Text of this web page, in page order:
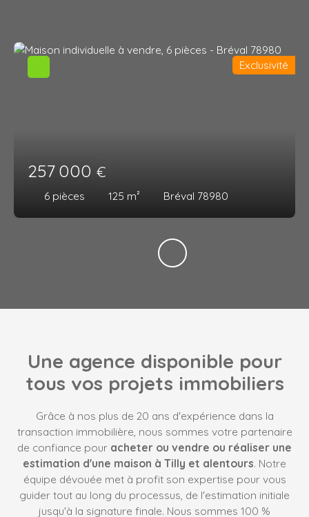
257 000 €
6 pièces 125 m² Bréval 78980
Exclusivité
Une agence disponible pour
tous vos projets immobiliers
Grâce à nos plus de 20 ans d'expérience dans la
transaction immobilière, nous sommes votre partenaire
de confiance pour acheter ou vendre ou réaliser une
estimation d'une maison à Tilly et alentours. Notre
équipe dévouée met à profit son expertise pour vous
guider tout au long du processus, de l'estimation initiale
jusqu'à la signature finale. Nous sommes 100 %